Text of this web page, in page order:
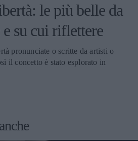
le più belle da
su cui riflettere
pronunciate o scritte da artisti o
il concetto è stato esplorato in